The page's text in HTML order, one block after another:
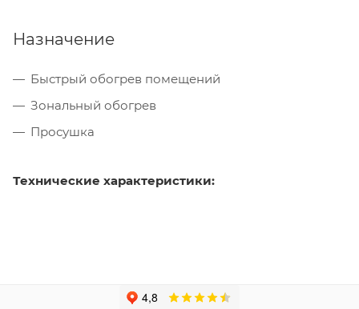
Назначение
Быстрый обогрев помещений
Зональный обогрев
Просушка
Технические характеристики: